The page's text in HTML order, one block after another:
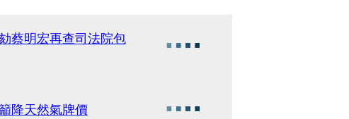
蔡明宏再查司法院包
降天然氣牌價